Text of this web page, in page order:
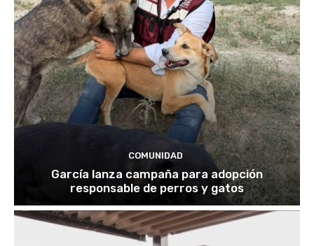
COMUNIDAD
García lanza campaña para adopción
responsable de perros y gatos